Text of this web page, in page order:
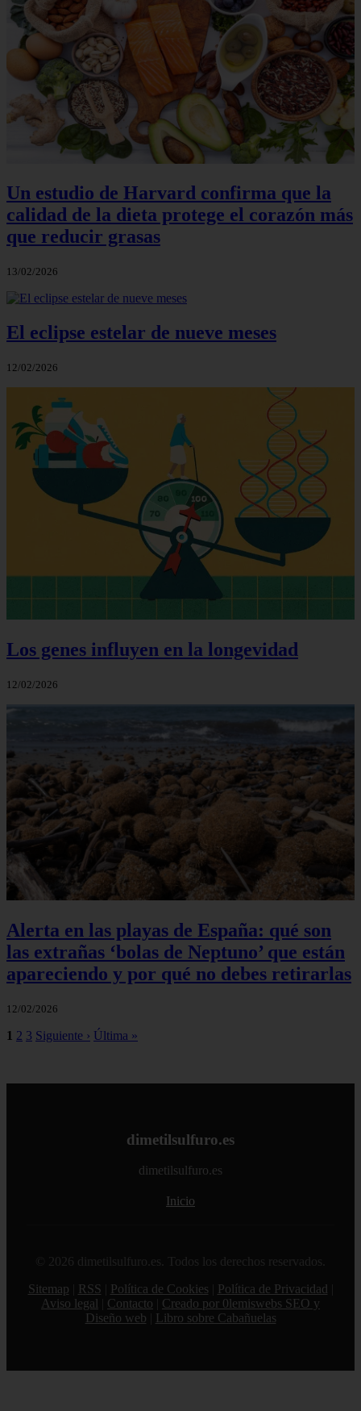
Un estudio de Harvard confirma que la
calidad de la dieta protege el corazón más
que reducir grasas
13/02/2026
El eclipse estelar de nueve meses
12/02/2026
Los genes influyen en la longevidad
12/02/2026
Alerta en las playas de España: qué son
las extrañas ‘bolas de Neptuno’ que están
apareciendo y por qué no debes retirarlas
12/02/2026
1 2 3 Siguiente › Última »
dimetilsulfuro.es
dimetilsulfuro.es
Inicio
© 2026 dimetilsulfuro.es. Todos los derechos reservados.
Sitemap
RSS Política de Cookies Política de Privacidad
Aviso legal
Contacto
Creado por 0lemiswebs SEO y
Diseño web
Libro sobre Cabañuelas